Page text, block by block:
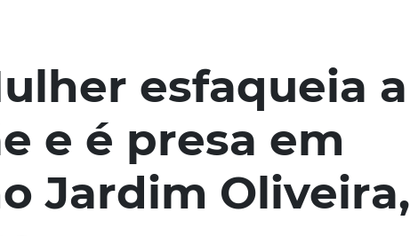
esfaqueia a
e é presa em
Jardim Oliveira,